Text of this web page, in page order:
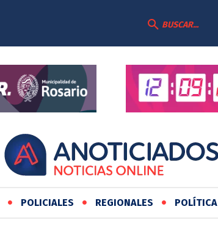
BUSCAR...
POLICIALES REGIONALES POLÍTICA